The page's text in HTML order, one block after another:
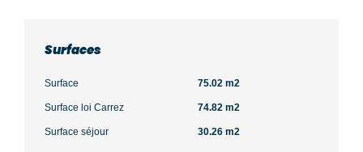
Surfaces
Surface 75.02 m2
Surface loi Carrez 74.82 m2
Surface séjour 30.26 m2